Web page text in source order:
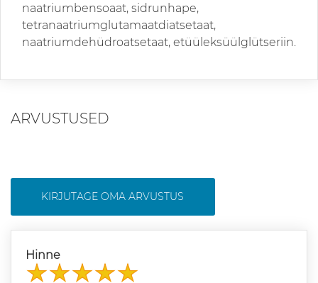
naatriumbensoaat, sidrunhape,
tetranaatriumglutamaatdiatsetaat,
naatriumdehüdroatsetaat, etüüleksüülglütseriin.
ARVUSTUSED
KIRJUTAGE OMA ARVUSTUS
Hinne